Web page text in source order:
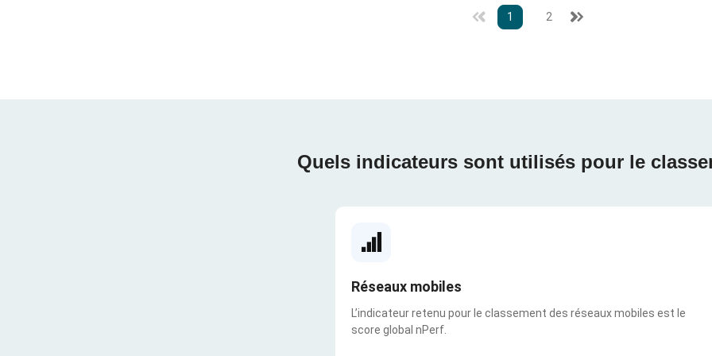
1 2
Quels indicateurs sont utilisés pour le
Réseaux mobiles
L’indicateur retenu pour le classement des réseaux mobiles est le
score global nPerf.